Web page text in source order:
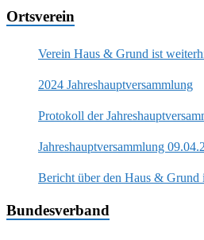
Ortsverein
Verein Haus & Grund ist
2024 Jahreshauptversammlung
Protokoll der
Jahreshauptversammlung
Bericht über den Haus & Grund
Bundesverband